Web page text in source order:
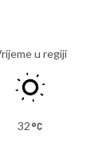
u regiji
32